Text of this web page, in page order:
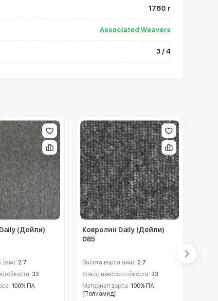
1780 г
Associated Weavers
3 / 4
(Дейли)
(мм): 2.7
33
100% ПА
Ковролин Daily (Дейли)
085
Высота ворса (мм): 2.7
Класс износостойкости: 33
Материал ворса: 100% ПА
(Полиамид)